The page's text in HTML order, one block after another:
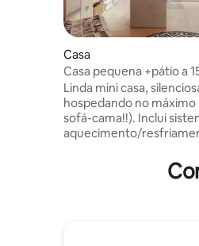
Casa
Casa pequena +pátio a
do Corso Italia
Linda mini casa,
hospedando no máximo
sofá-cama!!). Inclui
aquecimento/
pequena + freezer,
cooktop de indução,